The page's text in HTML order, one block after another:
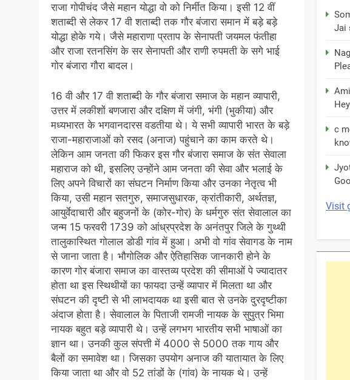
राजा गोपीचंद जैसे महान योद्धा वो को निर्मीत किया। इसी 12 वीं
शताब्दी से लेकर 17 वी शताब्दी तक गौर बंजारा समान में बड़े बड़े
योद्धा होके गये। जैसे महाराणा प्रताप के सेनापती जयमल फंतीहा
और राजा रतनसिंग के सर सेनापती और राणी रुपमती के सगे भाई
गोर बंजारा गौरा बादल।
16 वी और 17 वी शताब्दी के गौर बंजारा समाज के महान व्यापारी,
उत्तर में लकीशों बणजारा और दक्षिण में जंगी, भंगी (भुकीया) और
मध्यभारत के भगवानदारस वडतीया थे। ये सभी व्यापारी भारत के बड़े
राजा-महाराजाओं को रसद (अनाज) पहुंचाने का काम करते थे।
लेकिन आम जनता की फिकर इस गौर बंजारा समाज के संत सेवाला
महाराज को थी, इसलिए उन्होंने आम जनता की सेवा और भलाई के
लिए अपने विचारों का संघटन निर्माण किया और उनका नेतृत्व भी
किया, उसी महान सतगुरु, समाजसुधारक, क्रांतीकारी, अर्थतज्ञ,
आयुर्वेदाचारी और बहुजनों के (कोर-गोर) के धर्मगुरु संत सेवालाल का
जन्म 15 फरवरी 1739 को आंध्रप्रदेश के अनंतपुर जिले के गुथ्थी
तालुकास्थित गोलाल डोडी गांव में हुआ। अभी वो गांव सेवागड के नाम
से जाना जाता है। भौगोलिक और ऐतिहासिक जानकारी होने के
कारण गोर बंजारा समाज का वास्तव्य प्रदेश की सीमाओं पे ज्यादातर
होता था इस स्थिथीयों का फायदा उन्हें व्यापार में मिलता था और
संघटन की दृष्टी से भी लाभदायक था इसी बात से उनके दुरदृष्टीका
अंदाज होता है। सेवालाल के पिताजी रामजी नायक के सुपुत्र भिमा
नायक बहुत बड़े व्यापारी थे। उन्हें लगभग भारतीय सभी भाषाओं का
ज्ञान था। उनकी कुल संपत्ती में 4000 से 5000 तक गाय और
बैलों का समावेश था। जिसका उपयोग अनाज की यातायात के लिए
किया जाता था और वो 52 तांडों के (गांव) के नायक थे। उन्हें
Jai
c
Visit